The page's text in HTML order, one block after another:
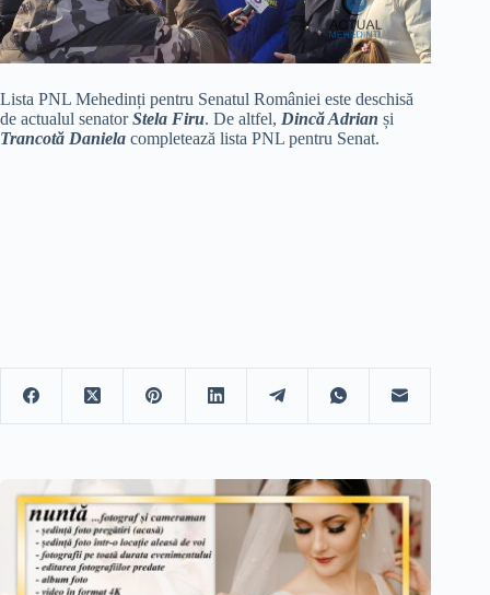
Lista PNL Mehedinți pentru Senatul României este deschisă
de actualul senatorStela Firu. De altfel, Dincă Adrian și
Trancotă Daniela completează lista PNL pentru Senat.